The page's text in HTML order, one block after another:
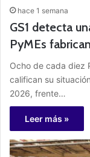
hace 1 semana
GS1 detecta
PyMEs
Ocho de cada diez
califican su
2026, frente…
Leer más »